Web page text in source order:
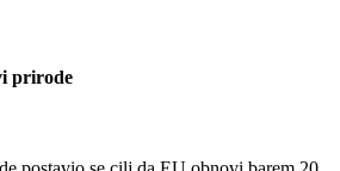
prirode